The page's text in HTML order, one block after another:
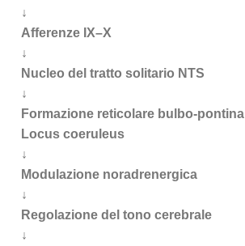
↓
Afferenze IX–X
↓
Nucleo del tratto solitario NTS
↓
Formazione reticolare bulbo-pontina
Locus coeruleus
↓
Modulazione noradrenergica
↓
Regolazione del tono cerebrale
↓